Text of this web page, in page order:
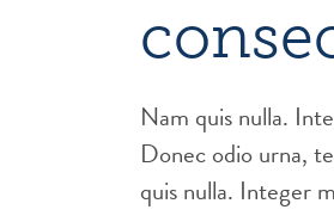
Nam quis nulla.
Donec odio urna,
quis nulla. Integer